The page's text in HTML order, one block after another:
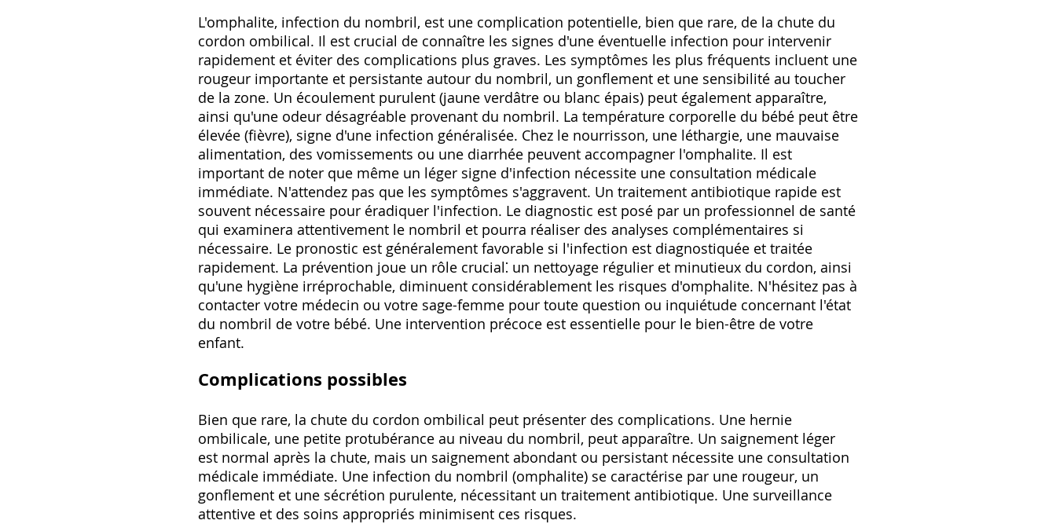
L'omphalite, infection du nombril, est une complication potentielle, bien que rare, de la chute du
cordon ombilical. Il est crucial de connaître les signes d'une éventuelle infection pour intervenir
rapidement et éviter des complications plus graves. Les symptômes les plus fréquents incluent une
rougeur importante et persistante autour du nombril, un gonflement et une sensibilité au toucher
de la zone. Un écoulement purulent (jaune verdâtre ou blanc épais) peut également apparaître,
ainsi qu'une odeur désagréable provenant du nombril. La température corporelle du bébé peut être
élevée (fièvre), signe d'une infection généralisée. Chez le nourrisson, une léthargie, une mauvaise
alimentation, des vomissements ou une diarrhée peuvent accompagner l'omphalite. Il est
important de noter que même un léger signe d'infection nécessite une consultation médicale
immédiate. N'attendez pas que les symptômes s'aggravent. Un traitement antibiotique rapide est
souvent nécessaire pour éradiquer l'infection. Le diagnostic est posé par un professionnel de santé
qui examinera attentivement le nombril et pourra réaliser des analyses complémentaires si
nécessaire. Le pronostic est généralement favorable si l'infection est diagnostiquée et traitée
rapidement. La prévention joue un rôle crucial⁚ un nettoyage régulier et minutieux du cordon, ainsi
qu'une hygiène irréprochable, diminuent considérablement les risques d'omphalite. N'hésitez pas à
contacter votre médecin ou votre sage-femme pour toute question ou inquiétude concernant l'état
du nombril de votre bébé. Une intervention précoce est essentielle pour le bien-être de votre
enfant.
Complications possibles
Bien que rare, la chute du cordon ombilical peut présenter des complications. Une hernie
ombilicale, une petite protubérance au niveau du nombril, peut apparaître. Un saignement léger
est normal après la chute, mais un saignement abondant ou persistant nécessite une consultation
médicale immédiate. Une infection du nombril (omphalite) se caractérise par une rougeur, un
gonflement et une sécrétion purulente, nécessitant un traitement antibiotique. Une surveillance
attentive et des soins appropriés minimisent ces risques.